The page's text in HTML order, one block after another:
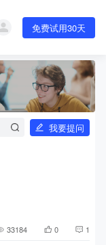
免费试用30天
我要提问
33184 0 1